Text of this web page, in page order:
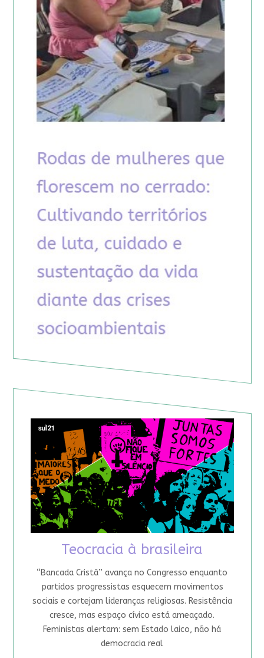
Teocracia à brasileira
“Bancada Cristã” avança no Congresso enquanto
partidos progressistas esquecem movimentos
sociais e cortejam lideranças religiosas. Resistência
cresce, mas espaço cívico está ameaçado.
Feministas alertam: sem Estado laico, não há
democracia real